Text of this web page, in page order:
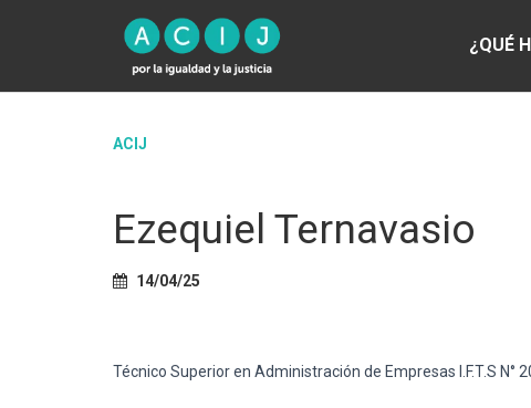
¿QUÉ
ACIJ
Ezequiel Ternavasio
14/04/25
Técnico Superior en Administración de Empresas I.F.T.S N°